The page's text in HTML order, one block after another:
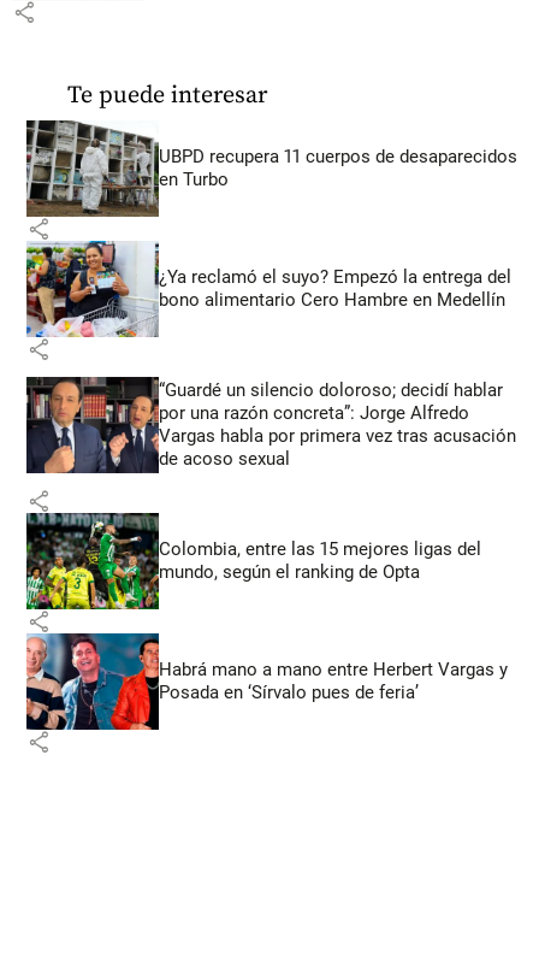
share
Te puede interesar
UBPD recupera 11 cuerpos de desaparecidos
en Turbo
share
¿Ya reclamó el suyo? Empezó la entrega del
bono alimentario Cero Hambre en Medellín
share
“Guardé un silencio doloroso; decidí hablar
por una razón concreta”: Jorge Alfredo
Vargas habla por primera vez tras acusación
de acoso sexual
share
Colombia, entre las 15 mejores ligas del
mundo, según el ranking de Opta
share
Habrá mano a mano entre Herbert Vargas y
Posada en ‘Sírvalo pues de feria’
share